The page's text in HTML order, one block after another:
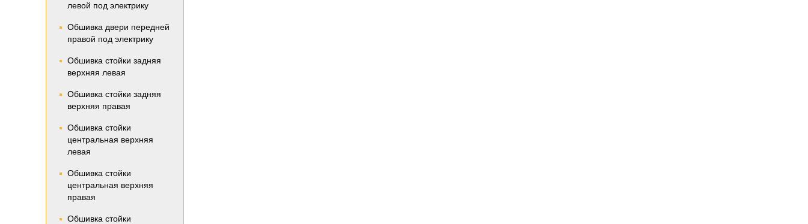
левой под электрику
Обшивка двери передней
правой под электрику
Обшивка стойки задняя
верхняя левая
Обшивка стойки задняя
верхняя правая
Обшивка стойки
центральная верхняя
левая
Обшивка стойки
центральная верхняя
правая
Обшивка стойки